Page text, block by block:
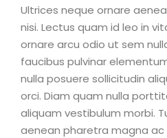
Ultrices neque ornare
nisi. Lectus quam id leo in
ornare arcu odio ut sem
faucibus pulvinar
nulla posuere sollicitudin
orci. Diam quam nulla
aliquam vestibulum morbi.
aenean pharetra magna